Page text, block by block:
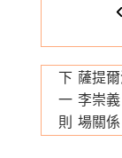
下
一
則
薩提
李崇
場關係